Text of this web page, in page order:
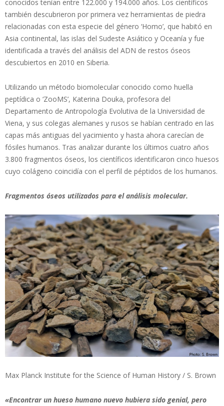
conocidos tenían entre 122.000 y 194.000 años. Los científicos
también descubrieron por primera vez herramientas de piedra
relacionadas con esta especie del género ‘Homo’, que habitó en
Asia continental, las islas del Sudeste Asiático y Oceanía y fue
identificada a través del análisis del ADN de restos óseos
descubiertos en 2010 en Siberia.
Utilizando un método biomolecular conocido como huella
peptídica o ‘ZooMS’, Katerina Douka, profesora del
Departamento de Antropología Evolutiva de la Universidad de
Viena, y sus colegas alemanes y rusos se habían centrado en las
capas más antiguas del yacimiento y hasta ahora carecían de
fósiles humanos. Tras analizar durante los últimos cuatro años
3.800 fragmentos óseos, los científicos identificaron cinco huesos
cuyo colágeno coincidía con el perfil de péptidos de los humanos.
Fragmentos óseos utilizados para el análisis molecular.
Max Planck Institute for the Science of Human History / S. Brown
«Encontrar un hueso humano nuevo hubiera sido genial, pero